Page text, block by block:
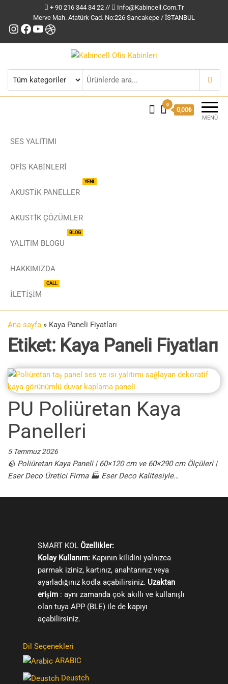
+ 90 216 344 34 22 //
Info@kabincell.com.tr
Merve Mah. Atatürk Cad. No:226 Sancakepe / İSTANBUL
Instagram
Facebook
YouTube
Dribbble
Kabincell Ofis Kabinleri
MENÜ
0
0,00₺
SES YALITIMI
OFİS KABİNLERİ
AKUSTİK PANELLER
YENİ
AKUSTIK ÇÖZÜMLER
YALITIM BLOGU
BLOG
HAKKIMIZDA
İLETIŞIM
CALL
Ana sayfa » Kaya Paneli Fiyatları
Etiket: Kaya Paneli Fiyatları
PU Poliüretan Kaya
Panelleri
5 Temmuz 2026
🪨 Poliüretan Kaya Paneli | 60×120 cm ve 60×290 cm Ölçüleri |
Eser Deco Üretici Firma 🏭 Eser Deco Kalitesiyle…
SMART KOL Özellikler:
Kolay Kullanım:Kapının kilidini yalnızca
parmak iziniz, kartınız, anahtarınız veya
ayarladığınız kodla açabilirsiniz. Uzaktan
erişim: aynı zamanda çok akıllı ve kullanışlı
olan tuya APP (BLE) ile de kapıyı
açabilirsiniz.
Dil Seçenekleri
ARABIC
Deustch